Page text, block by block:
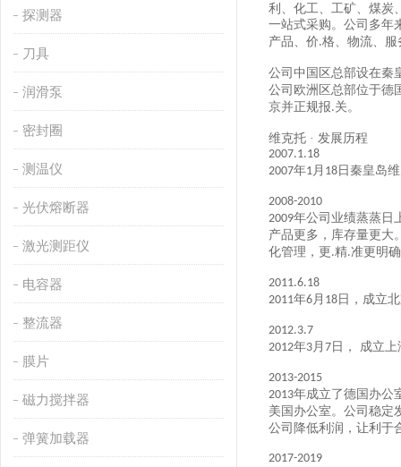
探测器
刀具
润滑泵
密封圈
测温仪
光伏熔断器
激光测距仪
电容器
整流器
膜片
磁力搅拌器
弹簧加载器
利、化工、工矿、煤炭
一站式采购。公司多年
产品、价.格、物流、服
公司中国区总部设在秦
公司欧洲区总部位于德
京并正规报.关。
维克托 · 发展历程
2007.1.18
2007年1月 18 日秦皇岛
2008-2010
2009年公司业绩蒸蒸日
产品更多，库存量更大
化管理，更.精.准更明
2011.6.18
2011年6月 18 日，成立
2012.3.7
2012年3月 7 日， 成立
2013-2015
2013年成立了德国办公
美国办公室。公司稳定
公司降低利润，让利于
2017-2019